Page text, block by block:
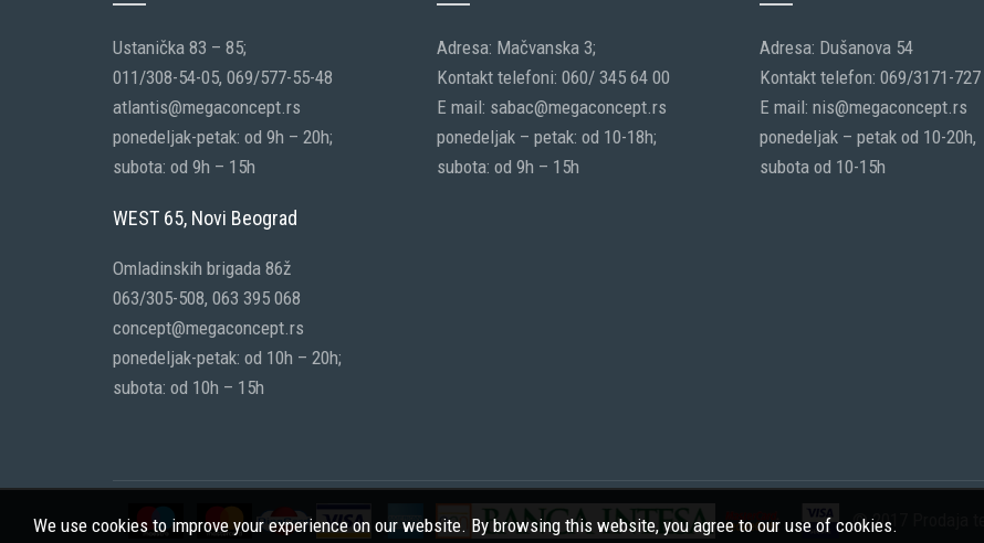
Ustanička 83 – 85;
011/308-54-05, 069/577-55-48
atlantis@megaconcept.rs
ponedeljak-petak: od 9h – 20h;
subota: od 9h – 15h
WEST 65, Novi Beograd
Omladinskih brigada 86ž
063/305-508, 063 395 068
concept@megaconcept.rs
ponedeljak-petak: od 10h – 20h;
subota: od 10h – 15h
Adresa: Mačvanska 3;
Kontakt telefoni: 060/ 345 64 00
E mail: sabac@megaconcept.rs
ponedeljak – petak: od 10-18h;
subota: od 9h – 15h
Adresa: Dušanova 54
Kontakt telefon: 069/3171-727
E mail: nis@megaconcept.rs
ponedeljak – petak od 10-20h,
subota od 10-15h
© 2017 Prodaja
We use cookies to improve your experience on our website. By browsing this website, you agree to our use of cookies.